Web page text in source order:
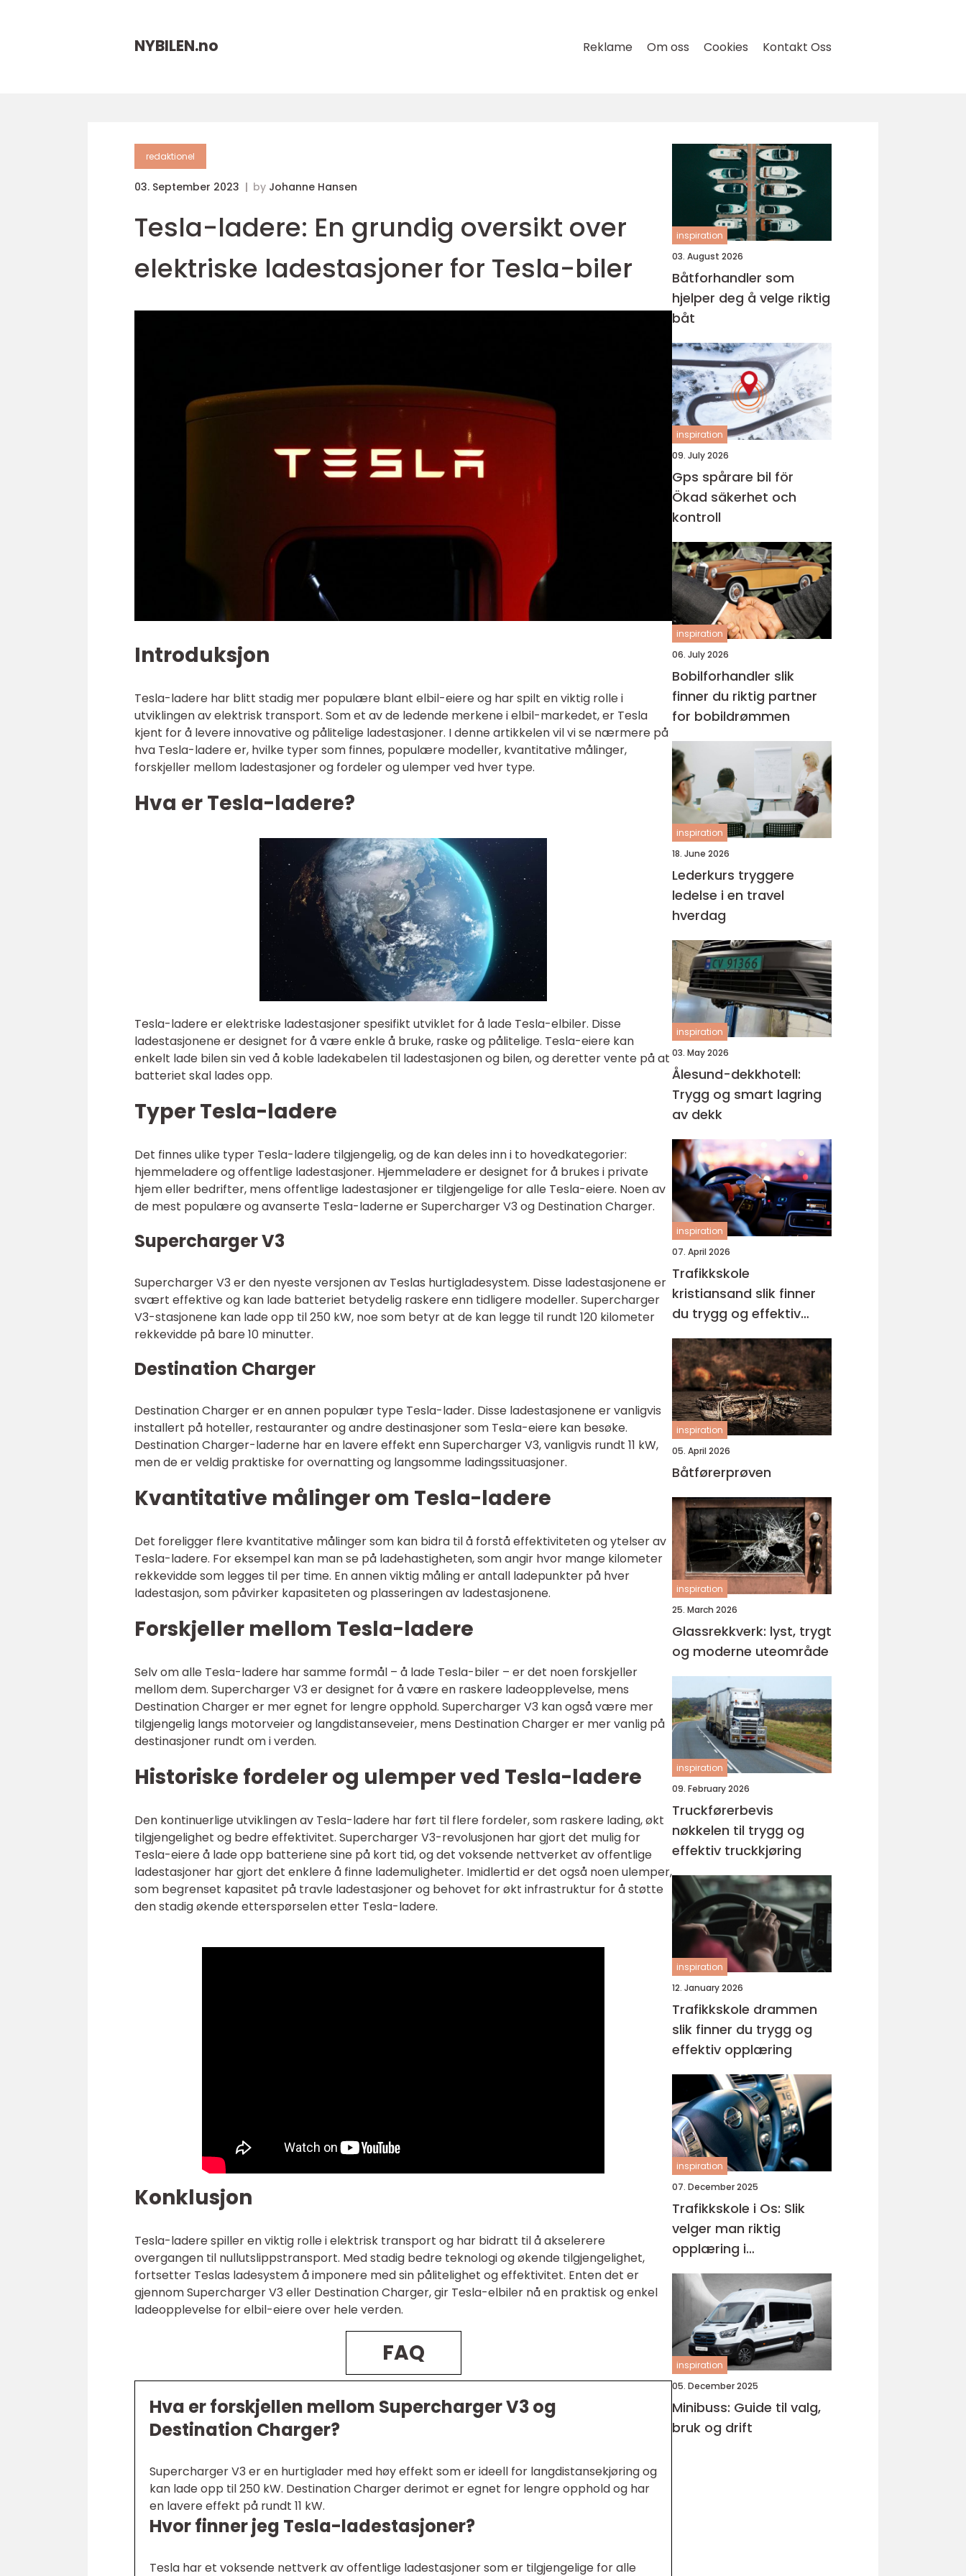
NYBILEN.no Reklame Om oss Cookies Kontakt Oss
redaktionel
03. September 2023 by Johanne Hansen
Tesla-ladere: En grundig oversikt over
elektriske ladestasjoner for Tesla-biler
Introduksjon
Tesla-ladere har blitt stadig mer populære blant elbil-eiere og har spilt en viktig rolle i
utviklingen av elektrisk transport. Som et av de ledende merkene i elbil-markedet, er Tesla
kjent for å levere innovative og pålitelige ladestasjoner. I denne artikkelen vil vi se nærmere på
hva Tesla-ladere er, hvilke typer som finnes, populære modeller, kvantitative målinger,
forskjeller mellom ladestasjoner og fordeler og ulemper ved hver type.
Hva er Tesla-ladere?
Tesla-ladere er elektriske ladestasjoner spesifikt utviklet for å lade Tesla-elbiler. Disse
ladestasjonene er designet for å være enkle å bruke, raske og pålitelige. Tesla-eiere kan
enkelt lade bilen sin ved å koble ladekabelen til ladestasjonen og bilen, og deretter vente på at
batteriet skal lades opp.
Typer Tesla-ladere
Det finnes ulike typer Tesla-ladere tilgjengelig, og de kan deles inn i to hovedkategorier:
hjemmeladere og offentlige ladestasjoner. Hjemmeladere er designet for å brukes i private
hjem eller bedrifter, mens offentlige ladestasjoner er tilgjengelige for alle Tesla-eiere. Noen av
de mest populære og avanserte Tesla-laderne er Supercharger V3 og Destination Charger.
Supercharger V3
Supercharger V3 er den nyeste versjonen av Teslas hurtigladesystem. Disse ladestasjonene er
svært effektive og kan lade batteriet betydelig raskere enn tidligere modeller. Supercharger
V3-stasjonene kan lade opp til 250 kW, noe som betyr at de kan legge til rundt 120 kilometer
rekkevidde på bare 10 minutter.
Destination Charger
Destination Charger er en annen populær type Tesla-lader. Disse ladestasjonene er vanligvis
installert på hoteller, restauranter og andre destinasjoner som Tesla-eiere kan besøke.
Destination Charger-laderne har en lavere effekt enn Supercharger V3, vanligvis rundt 11 kW,
men de er veldig praktiske for overnatting og langsomme ladingssituasjoner.
Kvantitative målinger om Tesla-ladere
Det foreligger flere kvantitative målinger som kan bidra til å forstå effektiviteten og ytelser av
Tesla-ladere. For eksempel kan man se på ladehastigheten, som angir hvor mange kilometer
rekkevidde som legges til per time. En annen viktig måling er antall ladepunkter på hver
ladestasjon, som påvirker kapasiteten og plasseringen av ladestasjonene.
Forskjeller mellom Tesla-ladere
Selv om alle Tesla-ladere har samme formål – å lade Tesla-biler – er det noen forskjeller
mellom dem. Supercharger V3 er designet for å være en raskere ladeopplevelse, mens
Destination Charger er mer egnet for lengre opphold. Supercharger V3 kan også være mer
tilgjengelig langs motorveier og langdistanseveier, mens Destination Charger er mer vanlig på
destinasjoner rundt om i verden.
Historiske fordeler og ulemper ved Tesla-ladere
Den kontinuerlige utviklingen av Tesla-ladere har ført til flere fordeler, som raskere lading, økt
tilgjengelighet og bedre effektivitet. Supercharger V3-revolusjonen har gjort det mulig for
Tesla-eiere å lade opp batteriene sine på kort tid, og det voksende nettverket av offentlige
ladestasjoner har gjort det enklere å finne lademuligheter. Imidlertid er det også noen ulemper,
som begrenset kapasitet på travle ladestasjoner og behovet for økt infrastruktur for å støtte
den stadig økende etterspørselen etter Tesla-ladere.
Konklusjon
Tesla-ladere spiller en viktig rolle i elektrisk transport og har bidratt til å akselerere
overgangen til nullutslippstransport. Med stadig bedre teknologi og økende tilgjengelighet,
fortsetter Teslas ladesystem å imponere med sin pålitelighet og effektivitet. Enten det er
gjennom Supercharger V3 eller Destination Charger, gir Tesla-elbiler nå en praktisk og enkel
ladeopplevelse for elbil-eiere over hele verden.
FAQ
Hva er forskjellen mellom Supercharger V3 og
Destination Charger?
Supercharger V3 er en hurtiglader med høy effekt som er ideell for langdistansekjøring og
kan lade opp til 250 kW. Destination Charger derimot er egnet for lengre opphold og har
en lavere effekt på rundt 11 kW.
Hvor finner jeg Tesla-ladestasjoner?
Tesla har et voksende nettverk av offentlige ladestasjoner som er tilgjengelige for alle
inspiration
03. August 2026
Båtforhandler som
hjelper deg å velge riktig
båt
inspiration
09. July 2026
Gps spårare bil för
Ökad säkerhet och
kontroll
inspiration
06. July 2026
Bobilforhandler slik
finner du riktig partner
for bobildrømmen
inspiration
18. June 2026
Lederkurs tryggere
ledelse i en travel
hverdag
inspiration
03. May 2026
Ålesund-dekkhotell:
Trygg og smart lagring
av dekk
inspiration
07. April 2026
Trafikkskole
kristiansand slik finner
du trygg og effektiv
opplæring
inspiration
05. April 2026
Båtførerprøven
inspiration
25. March 2026
Glassrekkverk: lyst, trygt
og moderne uteområde
inspiration
09. February 2026
Truckførerbevis
nøkkelen til trygg og
effektiv truckkjøring
inspiration
12. January 2026
Trafikkskole drammen
slik finner du trygg og
effektiv opplæring
inspiration
07. December 2025
Trafikkskole i Os: Slik
velger man riktig
opplæring i
Bjørnafjorden
inspiration
05. December 2025
Minibuss: Guide til valg,
bruk og drift